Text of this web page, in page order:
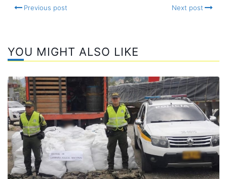
Previous post Next post
YOU MIGHT ALSO LIKE